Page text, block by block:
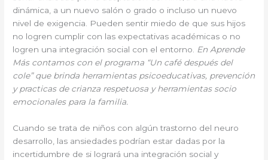
dinámica, a un nuevo salón o grado o incluso un nuevo
nivel de exigencia. Pueden sentir miedo de que sus hijos
no logren cumplir con las expectativas académicas o no
logren una integración social con el entorno. En Aprende
Más contamos con el programa “Un café después del
cole” que brinda herramientas psicoeducativas, prevención
y practicas de crianza respetuosa y herramientas socio
emocionales para la familia.
Cuando se trata de niños con algún trastorno del neuro
desarrollo, las ansiedades podrían estar dadas por la
incertidumbre de si logrará una integración social y